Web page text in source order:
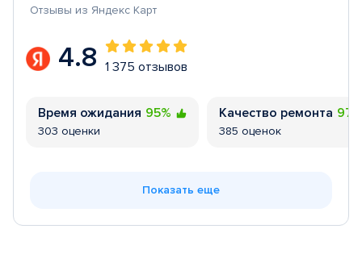
Отзывы из Яндекс Карт
4.8 1 375 отзывов
Время ожидания 95%
303 оценки
Качество ремонта
385 оценок
Показать еще